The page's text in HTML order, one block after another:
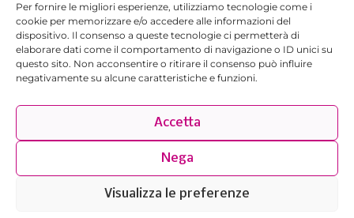
Per fornire le migliori esperienze, utilizziamo tecnologie come i
cookie per memorizzare e/o accedere alle informazioni del
dispositivo. Il consenso a queste tecnologie ci permetterà di
elaborare dati come il comportamento di navigazione o ID unici su
questo sito. Non acconsentire o ritirare il consenso può influire
negativamente su alcune caratteristiche e funzioni.
Accetta
Nega
Visualizza le preferenze
02029480767 · REA RM-1751733 ·
broxlab@pec.it·Privacy Policy